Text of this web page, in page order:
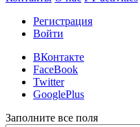
Регистрация
Войти
ВКонтакте
FaceBook
Twitter
GooglePlus
Заполните все поля